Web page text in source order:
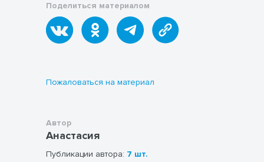
Поделиться материалом
Пожаловаться на материал
Автор
Анастасия
Публикации автора: 7 шт.